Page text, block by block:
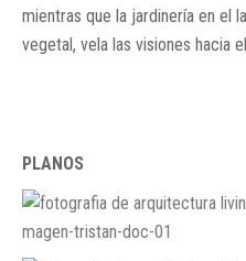
mientras que la jardinería en el
vegetal, vela las visiones hacia
PLANOS